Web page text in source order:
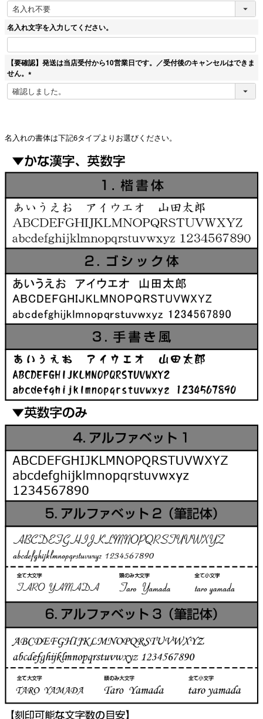
(
必
)
名入れ文字を入力してください。
【要確認】発送は当店受付から10営業日です。／受付後のキャンセルはできま
せん。
(
必
名入れの書体は下記6タイプよりお選びください。